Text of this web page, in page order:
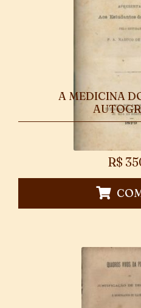
A MEDICINA
R$